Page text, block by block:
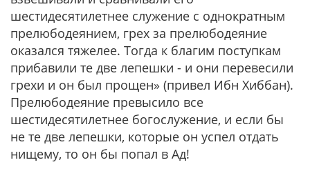
шестидесятилетнее служение с однократным
прелюбодеянием, грех за прелюбодеяние
оказался тяжелее. Тогда к благим поступкам
прибавили те две лепешки - и они перевесили
грехи и он был прощен» (привел Ибн Хиббан).
Прелюбодеяние превысило все
шестидесятилетнее богослужение, и если бы
не те две лепешки, которые он успел отдать
нищему, то он бы попал в Ад!